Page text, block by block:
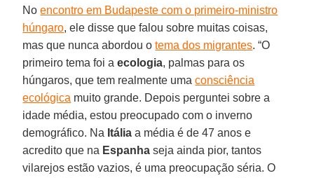
Noencontro em Budapeste com o primeiro-ministro
húngaro, ele disse que falou sobre muitas coisas,
mas que nunca abordou otema dos migrantes. “O
primeiro tema foi aecologia, palmas para os
húngaros, que tem realmente umaconsciência
ecológica muito grande. Depois perguntei sobre a
idade média, estou preocupado com o inverno
demográfico. Na Itália a média é de 47 anos e
acredito que na Espanha seja ainda pior, tantos
vilarejos estão vazios, é uma preocupação séria. O